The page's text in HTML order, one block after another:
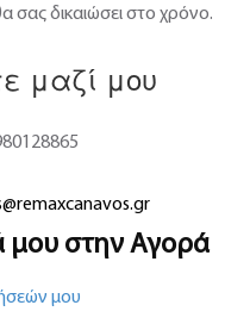
σας δικαιώσει στο χρόνο.
μαζί μου
μου στην Αγορά
μου